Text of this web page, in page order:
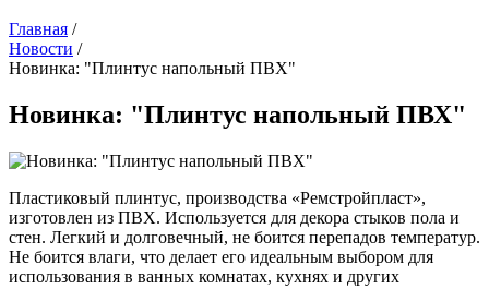
Главная /
Новости /
Новинка: "Плинтус напольный ПВХ"
Новинка: "Плинтус напольный ПВХ"
Пластиковый плинтус, производства «Ремстройпласт»,
изготовлен из ПВХ. Используется для декора стыков пола и
стен. Легкий и долговечный, не боится перепадов температур.
Не боится влаги, что делает его идеальным выбором для
использования в ванных комнатах, кухнях и других